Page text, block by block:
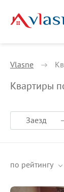
Vlasne
Квартиры
Заезд
по рейтингу